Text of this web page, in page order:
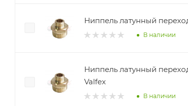
Ниппель латунный
В наличии
Ниппель латунный
Valfex
В наличии